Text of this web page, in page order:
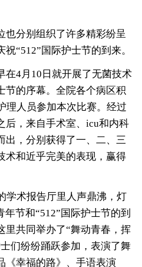
分别组织了许多精彩纷呈
“512”国际护士节的到来。
4月10日就开展了无菌技术
节的序幕。全院各个病区积
理人员参加本次比赛。经过
后，来自手术室、icu和内科
出，分别获得了一、二、三
术和近乎完美的表现，赢得
术报告厅里人声鼎沸，灯
节和“512”国际护士节的到
里共同举办了“舞动青春，挥
们纷纷踊跃参加，表演了舞
《幸福的路》、手语表演